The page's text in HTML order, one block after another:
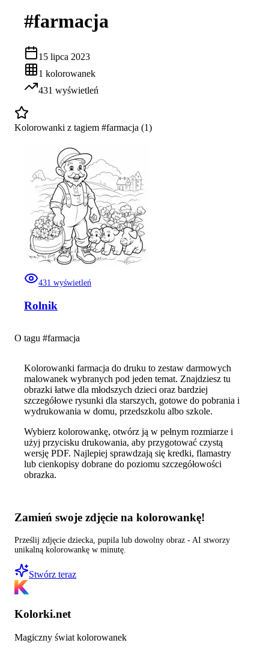
#farmacja
15 lipca 2023
1 kolorowanek
431 wyświetleń
Kolorowanki z tagiem #farmacja (1)
431 wyświetleń
Rolnik
O tagu #farmacja
Kolorowanki farmacja do druku to zestaw darmowych
malowanek wybranych pod jeden temat. Znajdziesz tu
obrazki łatwe dla młodszych dzieci oraz bardziej
szczegółowe rysunki dla starszych, gotowe do pobrania i
wydrukowania w domu, przedszkolu albo szkole.
Wybierz kolorowankę, otwórz ją w pełnym rozmiarze i
użyj przycisku drukowania, aby przygotować czystą
wersję PDF. Najlepiej sprawdzają się kredki, flamastry
lub cienkopisy dobrane do poziomu szczegółowości
obrazka.
Zamień swoje zdjęcie na kolorowankę!
Prześlij zdjęcie dziecka, pupila lub dowolny obraz - AI stworzy
unikalną kolorowankę w minutę.
Stwórz teraz
Kolorki.net
Magiczny świat kolorowanek